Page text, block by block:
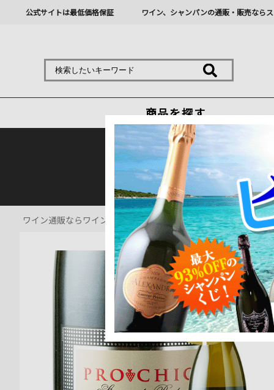
公式サイトは最低価格保証 ワイン、シャンパンの通販・販売なら
商品を探す
熊本地震の影響により
ワイン通販ならワインショップソムリエ > シャンパン・スパー